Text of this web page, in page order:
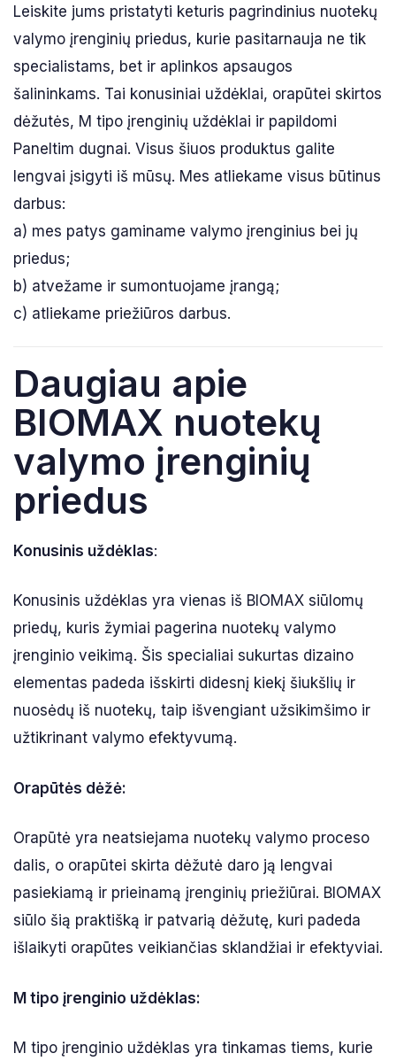
Leiskite jums pristatyti keturis pagrindinius nuotekų
valymo įrenginių priedus, kurie pasitarnauja ne tik
specialistams, bet ir aplinkos apsaugos
šalininkams. Tai konusiniai uždėklai, orapūtei skirtos
dėžutės, M tipo įrenginių uždėklai ir papildomi
Paneltim dugnai. Visus šiuos produktus galite
lengvai įsigyti iš mūsų. Mes atliekame visus būtinus
darbus:
a) mes patys gaminame valymo įrenginius bei jų
priedus;
b) atvežame ir sumontuojame įrangą;
c) atliekame priežiūros darbus.
Daugiau apie
BIOMAX nuotekų
valymo įrenginių
priedus
Konusinis uždėklas:
Konusinis uždėklas yra vienas iš BIOMAX siūlomų
priedų, kuris žymiai pagerina nuotekų valymo
įrenginio veikimą. Šis specialiai sukurtas dizaino
elementas padeda išskirti didesnį kiekį šiukšlių ir
nuosėdų iš nuotekų, taip išvengiant užsikimšimo ir
užtikrinant valymo efektyvumą.
Orapūtės dėžė:
Orapūtė yra neatsiejama nuotekų valymo proceso
dalis, o orapūtei skirta dėžutė daro ją lengvai
pasiekiamą ir prieinamą įrenginių priežiūrai. BIOMAX
siūlo šią praktišką ir patvarią dėžutę, kuri padeda
išlaikyti orapūtes veikiančias sklandžiai ir efektyviai.
M tipo įrenginio uždėklas:
M tipo įrenginio uždėklas yra tinkamas tiems, kurie